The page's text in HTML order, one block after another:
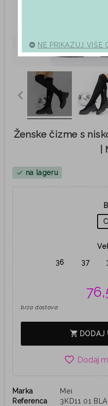
Ženske čizme s
check na lageru
36
37
brza dostava
shopping_cart DODAJ
favorite_border
Marka
Mei
Referenca
3KD11 01
NE PRIKAZUJ VIŠE